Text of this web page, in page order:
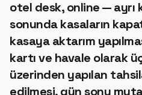
otel desk, online — ayrı
sonunda kasaların
kasaya aktarım
kartı ve havale olarak
üzerinden yapılan
edilmesi, gün sonu